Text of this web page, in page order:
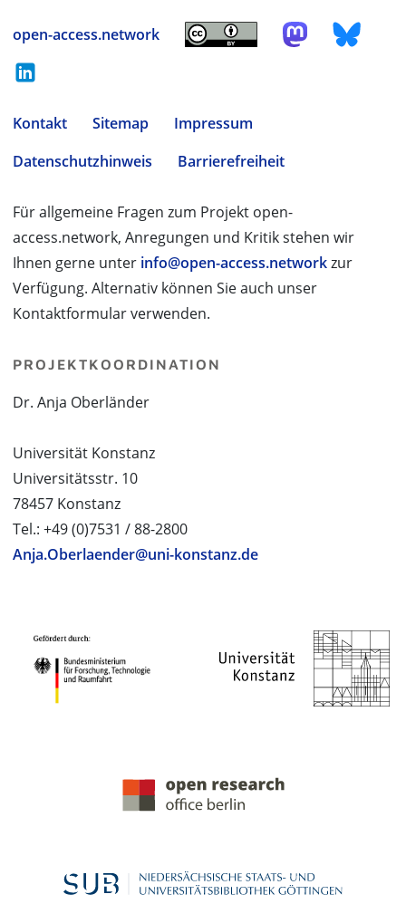
open-access.network
Kontakt Sitemap
Impressum
Datenschutzhinweis
Barrierefreiheit
Für allgemeine Fragen zum Projekt open-
access.network, Anregungen und Kritik stehen wir
Ihnen gerne unter info@open-access.networkzur
Verfügung. Alternativ können Sie auch unser
Kontaktformular verwenden.
PROJEKTKOORDINATION
Dr. Anja Oberländer
Universität Konstanz
Universitätsstr. 10
78457 Konstanz
Tel.: +49 (0)7531 / 88-2800
Anja.Oberlaender@uni-konstanz.de